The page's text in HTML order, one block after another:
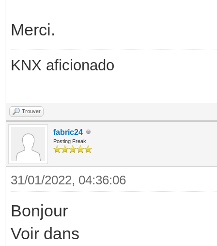
Merci.
KNX aficionado
Trouver
fabric24
Posting Freak
31/01/2022, 04:36:06
Bonjour
Voir dans